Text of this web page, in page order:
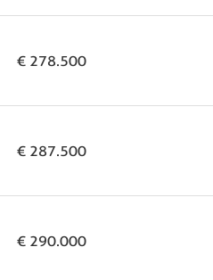
€ 278.500
€ 287.500
€ 290.000